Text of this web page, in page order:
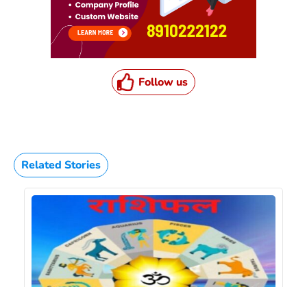
Follow us
Related Stories